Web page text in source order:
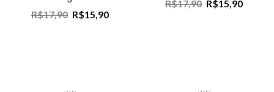
R$17,90 R$15,90
R$17,90 R$15,90